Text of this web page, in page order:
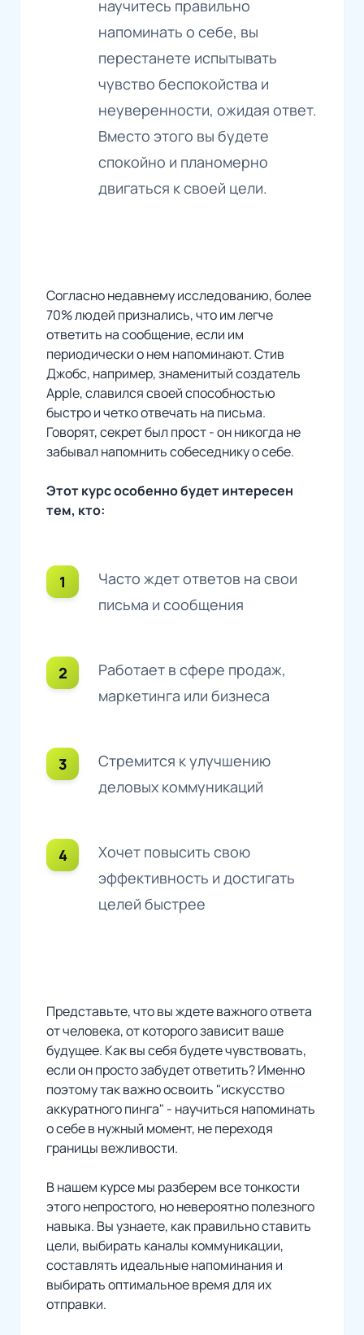
научитесь правильно
напоминать о себе, вы
перестанете испытывать
чувство беспокойства и
неуверенности, ожидая ответ.
Вместо этого вы будете
спокойно и планомерно
двигаться к своей цели.
Согласно недавнему исследованию, более
70% людей признались, что им легче
ответить на сообщение, если им
периодически о нем напоминают. Стив
Джобс, например, знаменитый создатель
Apple, славился своей способностью
быстро и четко отвечать на письма.
Говорят, секрет был прост - он никогда не
забывал напомнить собеседнику о себе.
Этот курс особенно будет интересен
тем, кто:
Часто ждет ответов на свои
письма и сообщения
Работает в сфере продаж,
маркетинга или бизнеса
Стремится к улучшению
деловых коммуникаций
Хочет повысить свою
эффективность и достигать
целей быстрее
Представьте, что вы ждете важного ответа
от человека, от которого зависит ваше
будущее. Как вы себя будете чувствовать,
если он просто забудет ответить? Именно
поэтому так важно освоить "искусство
аккуратного пинга" - научиться напоминать
о себе в нужный момент, не переходя
границы вежливости.
В нашем курсе мы разберем все тонкости
этого непростого, но невероятно полезного
навыка. Вы узнаете, как правильно ставить
цели, выбирать каналы коммуникации,
составлять идеальные напоминания и
выбирать оптимальное время для их
отправки.